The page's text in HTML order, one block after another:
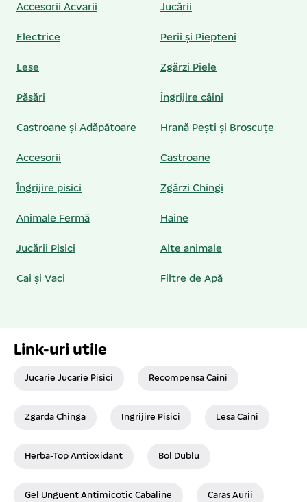
Accesorii Acvarii Jucării
Electrice Perii și Piepteni
Lese Zgărzi Piele
Păsări Îngrijire câini
Castroane și Adăpătoare Hrană Pești și Broscuțe
Accesorii Castroane
Îngrijire pisici Zgărzi Chingi
Animale Fermă Haine
Jucării Pisici Alte animale
Cai și Vaci Filtre de Apă
Link-uri utile
Jucarie Jucarie Pisici Recompensa Caini
Zgarda Chinga Ingrijire Pisici Lesa Caini
Herba-Top Antioxidant Bol Dublu
Gel Unguent Antimicotic Cabaline Caras Aurii